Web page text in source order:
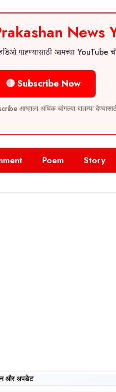
News
पाहण्यासाठी आमच्या
🔴 Subscribe Now
आम्हाला अधिक चांगल्या बातम्या
Poem Story
और अपडेट